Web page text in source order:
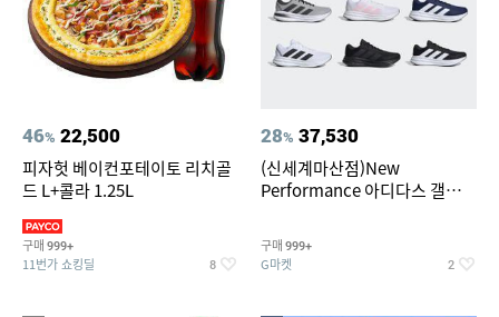
46% 22,500
피자헛 베이컨포테이토 리치골
드 L+콜라 1.25L
구매 999+
11번가 쇼킹딜 8
28% 37,530
(신세계마산점)New
Performance 아디다스 갤럭시
구매 999+
G마켓 2